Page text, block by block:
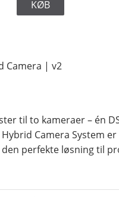
KØB
Camera | v2
til to kameraer – én
Camera System
perfekte løsning til